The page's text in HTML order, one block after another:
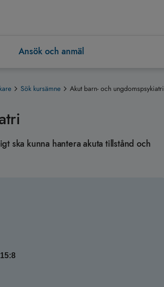
Ansök och anmäl
Sök kursämne Akut barn- och ungdomspsykiatri
ska kunna hantera akuta tillstånd och